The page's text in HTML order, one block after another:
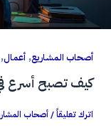
أصحاب المشاريع, أعمال,
كيف تصبح أسرع
اترك تعليقاً/أصحاب